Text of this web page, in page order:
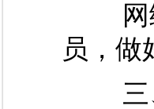
网络
员，做
三、